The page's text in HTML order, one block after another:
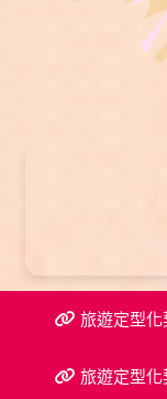
旅遊定型
旅遊定型